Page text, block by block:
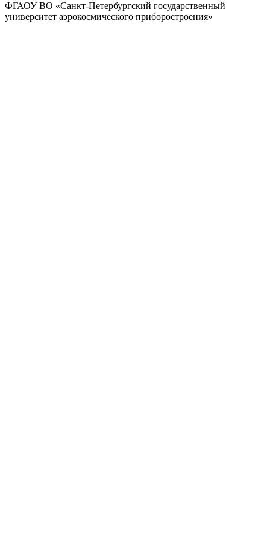
ФГАОУ ВО «Санкт-Петербургский государственный
университет аэрокосмического приборостроения»